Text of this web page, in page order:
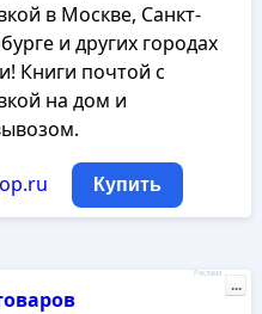
в Москве, Санкт-
и других городах
Книги почтой с
на дом и
Купить
Реклама
...